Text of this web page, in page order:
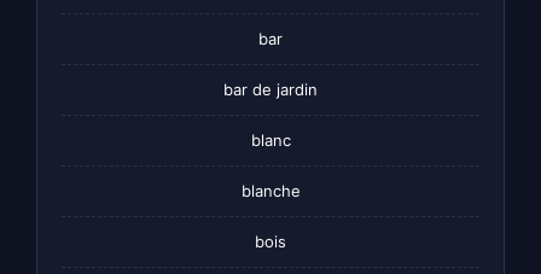
bar
bar de jardin
blanc
blanche
bois